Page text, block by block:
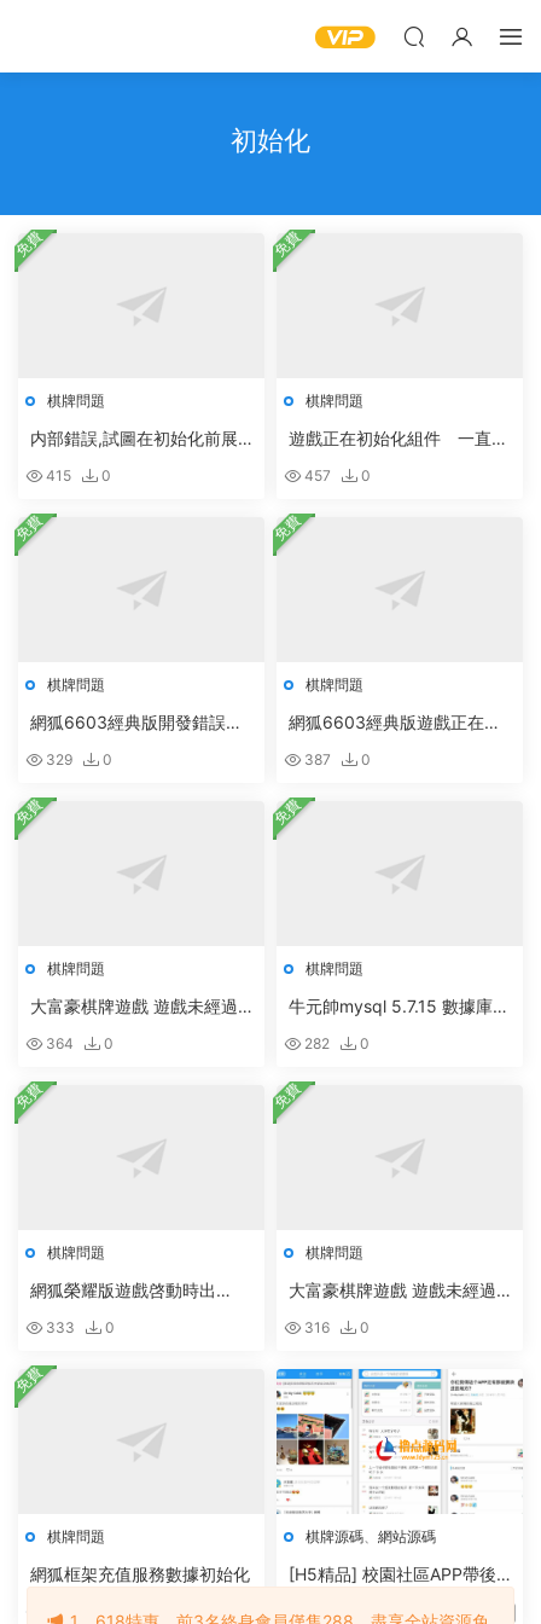
初始化
棋牌問題
内部錯誤,試圖在初始化前展
415 0
免費
棋牌問題
遊戲正在初始化組件 一直無
457 0
免費
棋牌問題
網狐6603經典版開發錯誤初
329 0
免費
棋牌問題
網狐6603經典版遊戲正在初
387 0
免費
棋牌問題
大富豪棋牌遊戲 遊戲未經過
示組件正在初始化
364 0
免費
棋牌問題
牛元帥mysql 5.7.15 數據庫安
282 0
免費
棋牌問題
網狐榮耀版遊戲啓動時出
333 0
免費
棋牌問題
大富豪棋牌遊戲 遊戲未經過
示組件正在初始化的解決辦法
316 0
免費
棋牌問題
網狐框架充值服務數據初始化
382 0
免費
棋牌源碼、 網站源碼
[H5精品] 校園社區APP帶後
315